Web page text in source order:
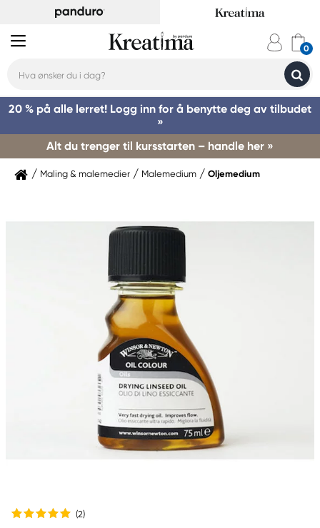
20 % på alle lerret! Logg inn for å benytte deg av tilbudet
»
Alt du trenger til kursstarten – handle her »
Maling & malemedier Malemedium Oljemedium
(2)